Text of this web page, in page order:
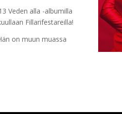
Veden alla -albumilla
Fillarifestareilla!
on muun muassa